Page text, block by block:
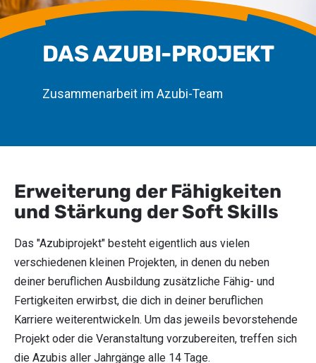
DAS AZUBI-PROJEKT
Zusammenarbeit im Azubi-Team
Erweiterung der Fähigkeiten
und Stärkung der Soft Skills
Das "Azubiprojekt" besteht eigentlich aus vielen
verschiedenen kleinen Projekten, in denen du neben
deiner beruflichen Ausbildung zusätzliche Fähig- und
Fertigkeiten erwirbst, die dich in deiner beruflichen
Karriere weiterentwickeln. Um das jeweils bevorstehende
Projekt oder die Veranstaltung vorzubereiten, treffen sich
die Azubis aller Jahrgänge alle 14 Tage.